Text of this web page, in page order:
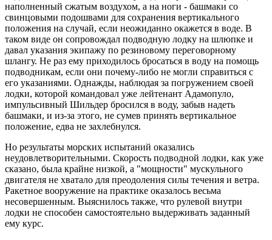
наполненный сжатым воздухом, а на ноги - башмаки со
свинцовыми подошвами для сохранения вертикального
положения на случай, если неожиданно окажется в воде. В
таком виде он сопровождал подводную лодку на шлюпке и
давал указания экипажу по резиновому переговорному
шлангу. Не раз ему приходилось бросаться в воду на помощь
подводникам, если они почему-либо не могли справиться с
его указаниями. Однажды, наблюдая за погружением своей
лодки, которой командовал уже лейтенант Адамопуло,
импульсивный Шильдер бросился в воду, забыв надеть
башмаки, и из-за этого, не сумев принять вертикальное
положение, едва не захлебнулся.
Но результаты морских испытаний оказались
неудовлетворительными. Скорость подводной лодки, как уже
сказано, была крайне низкой, а "мощности" мускульного
двигателя не хватало для преодоления силы течения и ветра.
Ракетное вооружение на практике оказалось весьма
несовершенным. Выяснилось также, что рулевой внутри
лодки не способен самостоятельно выдерживать заданный
ему курс.